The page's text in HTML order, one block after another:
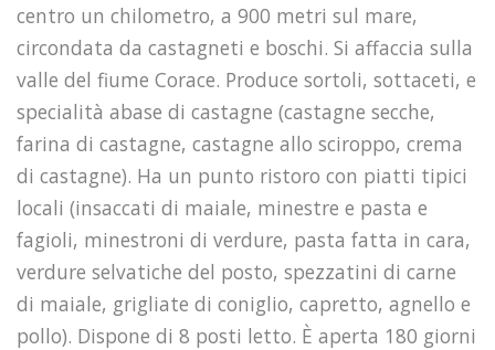
centro un chilometro, a 900 metri sul mare,
circondata da castagneti e boschi. Si affaccia sulla
valle del fiume Corace. Produce sortoli, sottaceti, e
specialità abase di castagne (castagne secche,
farina di castagne, castagne allo sciroppo, crema
di castagne). Ha un punto ristoro con piatti tipici
locali (insaccati di maiale, minestre e pasta e
fagioli, minestroni di verdure, pasta fatta in cara,
verdure selvatiche del posto, spezzatini di carne
di maiale, grigliate di coniglio, capretto, agnello e
pollo). Dispone di 8 posti letto. È aperta 180 giorni